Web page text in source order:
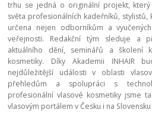
trhu se jedná o originální projekt,
světa profesionálních kadeřníků, stylistů,
určena nejen odborníkům a
veřejnosti. Redakční tým sleduje a
aktuálního dění, seminářů a školení
kosmetiky. Díky Akademii INHAIR
nejdůležitější události v oblasti
přehledům a spolupráci s
profesionální vlasové kosmetiky jsme
vlasovým portálem v Česku i na Slovensku